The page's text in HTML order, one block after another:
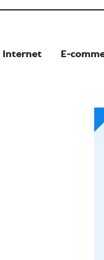
Internet E-comm